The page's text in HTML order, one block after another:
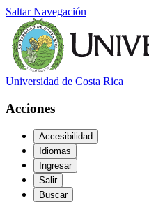
Saltar Navegación
Universidad de Costa Rica
Acciones
Accesibilidad
Idiomas
Ingresar
Salir
Buscar